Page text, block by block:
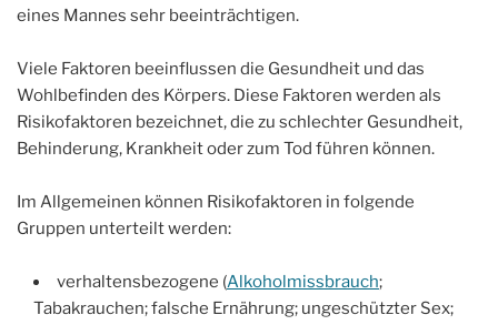
eines Mannes sehr beeinträchtigen.
Viele Faktoren beeinflussen die Gesundheit und das
Wohlbefinden des Körpers. Diese Faktoren werden als
Risikofaktoren bezeichnet, die zu schlechter Gesundheit,
Behinderung, Krankheit oder zum Tod führen können.
Im Allgemeinen können Risikofaktoren in folgende
Gruppen unterteilt werden:
verhaltensbezogene (Alkoholmissbrauch;
Tabakrauchen; falsche Ernährung; ungeschützter Sex;